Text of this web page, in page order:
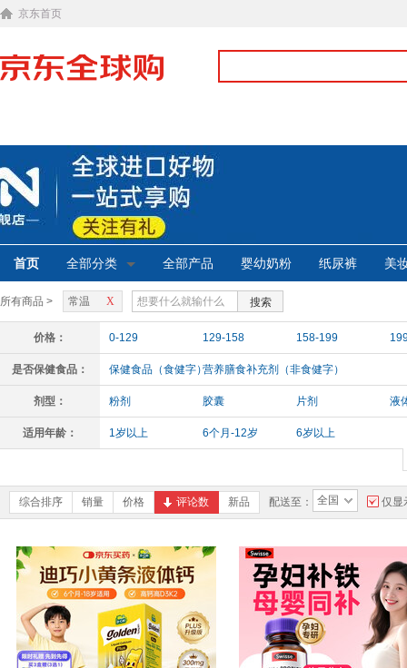
京东首页
首页 全部分类 全部产品 婴幼奶粉 纸尿裤 美
所有商品 > X
常温 搜索
价格： 0-129 129-158 158-199
是否保健食品： 保健食品（食健字）营养膳食补充剂（非食健字）
剂型： 粉剂 胶囊 片剂 液
适用年龄： 1岁以上 6个月-12岁 6岁以上
综合排序 销量 价格 评论数 新品 配送至： 全国 仅显